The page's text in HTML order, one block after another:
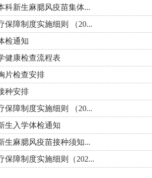
科新生麻腮风疫苗集体...
保障制度实施细则 （20...
检通知
健康检查流程表
片检查安排
种安排
保障制度实施细则 （20...
生入学体检通知
生麻腮风疫苗接种须知...
保障制度实施细则（202...